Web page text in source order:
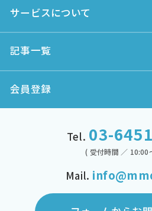
サービスについて
記事一覧
会員登録
Tel. 03-
( 受付時間 ／ 10:00
Mail.